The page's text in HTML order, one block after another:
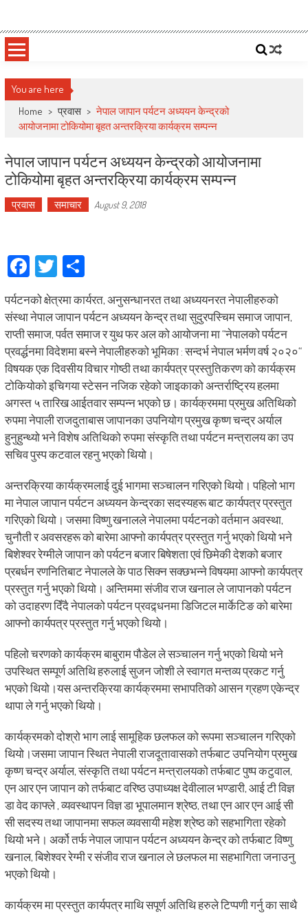
content
Deepshree Online
You are here
Home > प्रवास > नेपाल जापान पर्यटन अध्ययन केन्द्रको
आयोजनामा टोकियोमा बृहत अन्तरक्रिया कार्यक्रम सम्पन्न
नेपाल जापान पर्यटन अध्ययन केन्द्रको आयोजनामा
टोकियोमा बृहत अन्तरक्रिया कार्यक्रम सम्पन्न
प्रवास समाचार August 9, 2018
Facebook
TwitterShare
पर्यटनको क्षेत्रमा कार्यरत, अनुसन्धानरत तथा अध्ययनरत नेपालीहरुको
संस्था नेपाल जापान पर्यटन अध्ययन केन्द्र तथा सुदुरपस्चिम समाज जापान,
राप्ती समाज, पर्वत समाज र युथ फर अल को आयोजना मा “नेपालको पर्यटन
प्रवर्द्धनमा विदेशमा बस्ने नेपालीहरुको भूमिका : सन्दर्भ नेपाल भर्मण वर्ष २०२०“
विषयक एक दिवसीय विचार गोष्ठी तथा कार्यपत्र प्रस्तुतिकरण को कार्यक्रम
टोकियोको इचिगया स्टेसन नजिक रहेको जाइकाको अन्तर्राष्ट्रिय हलमा
अगस्त ५ तारिख आईतवार सम्पन्न भएको छ। कार्यक्रममा प्रमुख अतिथिको
रुपमा नेपाली राजदुताबास जापानका उपनियोग प्रमुख कृष्ण चन्द्र अर्याल
हुनुहुन्थ्यो भने विशेष अतिथिको रुपमा संस्कृति तथा पर्यटन मन्त्रालय का उप
सचिव पुस्प कटवाल रहनु भएको थियो।
अन्तरक्रिया कार्यक्रमलाई दुई भागमा सञ्चालन गरिएको थियो। पहिलो भाग
मा नेपाल जापान पर्यटन अध्ययन केन्द्रका सदस्यहरू बाट कार्यपत्र प्रस्तुत
गरिएको थियो। जसमा विष्णु खनालले नेपालमा पर्यटनको वर्तमान अवस्था,
चुनौती र अवसरहरू को बारेमा आफ्नो कार्यपत्र प्रस्तुत गर्नु भएको थियो भने
बिशेश्वर रेग्मीले जापान को पर्यटन बजार बिषेशता एवं छिमेकी देशको बजार
प्रबर्धन रणनितिबाट नेपालले के पाठ सिक्न सक्छभन्ने विषयमा आफ्नो कार्यपत्र
प्रस्तुत गर्नु भएको थियो। अन्तिममा संजीव राज खनाल ले जापानको पर्यटन
को उदाहरण दिँदै नेपालको पर्यटन प्रवद्र्धनमा डिजिटल मार्केटिङ को बारेमा
आफ्नो कार्यपत्र प्रस्तुत गर्नु भएको थियो।
पहिलो चरणको कार्यक्रम बाबुराम पौडेल ले सञ्चालन गर्नु भएको थियो भने
उपस्थित सम्पूर्ण अतिथि हरुलाई सुजन जोशी ले स्वागत मन्तव्य प्रकट गर्नु
भएको थियो।यस अन्तरक्रिया कार्यक्रममा सभापतिको आसन ग्रहण एकेन्द्र
थापा ले गर्नु भएको थियो।
कार्यक्रमको दोश्रो भाग लाई सामूहिक छलफल को रूपमा सञ्चालन गरिएको
थियो।जसमा जापान स्थित नेपाली राजदूतावासको तर्फबाट उपनियोग प्रमुख
कृष्ण चन्द्र अर्याल, संस्कृति तथा पर्यटन मन्त्रालयको तर्फबाट पुष्प कटुवाल,
एन आर एन जापान को तर्फबाट वरिष्ठ उपाध्यक्ष देवीलाल भण्डारी, आई टी विज्ञ
डा वेद काफ्ले , व्यवस्थापन विज्ञ डा भूपालमान श्रेष्ठ, तथा एन आर एन आई सी
सी सदस्य तथा जापानमा सफल व्यवसायी महेश श्रेष्ठ को सहभागिता रहेको
थियो भने। अर्को तर्फ नेपाल जापान पर्यटन अध्ययन केन्द्र को तर्फबाट विष्णु
खनाल, बिशेश्वर रेग्मी र संजीव राज खनाल ले छलफल मा सहभागिता जनाउनु
भएको थियो।
कार्यक्रम मा प्रस्तुत कार्यपत्र माथि सपूर्ण अतिथि हरुले टिप्पणी गर्नु का साथै